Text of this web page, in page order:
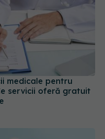
medicale pentru
servicii oferă gratuit